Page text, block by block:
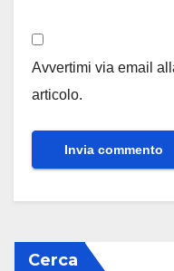
Avvertimi via email
articolo.
Cerca